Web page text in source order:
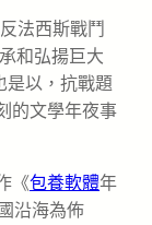
法西斯戰鬥
和弘揚巨大
是以，抗戰題
的文學年夜事
《包養軟體年
沿海為佈